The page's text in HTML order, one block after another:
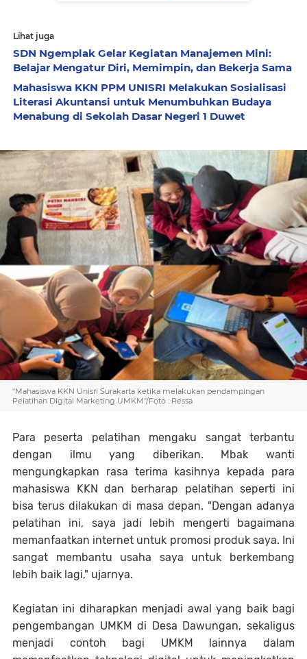
Lihat juga
SDN Ngemplak Gelar Kegiatan Manajemen Mini:
Belajar Mengatur Diri, Memimpin, dan Bekerja Sama
Mahasiswa KKN PPM UNISRI Melakukan Sosialisasi
Literasi Akuntansi untuk Menumbuhkan Budaya
Menabung di Sekolah Dasar Negeri 1 Duwet
"Mahasiswa KKN Unisri Surakarta ketika melakukan pendampingan
Pelatihan Digital Marketing UMKM"/Foto : Ressa
Para peserta pelatihan mengaku sangat terbantu
dengan ilmu yang diberikan. Mbak wanti
mengungkapkan rasa terima kasihnya kepada para
mahasiswa KKN dan berharap pelatihan seperti ini
bisa terus dilakukan di masa depan. "Dengan adanya
pelatihan ini, saya jadi lebih mengerti bagaimana
memanfaatkan internet untuk promosi produk saya. Ini
sangat membantu usaha saya untuk berkembang
lebih baik lagi," ujarnya.
Kegiatan ini diharapkan menjadi awal yang baik bagi
pengembangan UMKM di Desa Dawungan, sekaligus
menjadi contoh bagi UMKM lainnya dalam